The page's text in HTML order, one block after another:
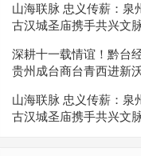
山海联脉 忠义传薪：泉
古汉城圣庙携手共兴文
深耕十一载情谊！黔台
贵州成台商台青西进新
山海联脉 忠义传薪：泉
古汉城圣庙携手共兴文